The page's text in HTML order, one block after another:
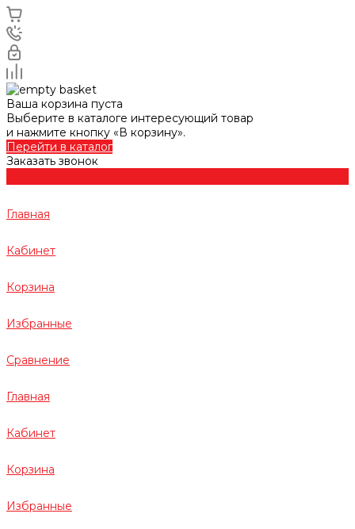
Ваша корзина пуста
Выберите в каталоге интересующий товар
и нажмите кнопку «В корзину».
Перейти в каталог
Заказать звонок
Главная
Кабинет
Корзина
Избранные
Сравнение
Главная
Кабинет
Корзина
Избранные